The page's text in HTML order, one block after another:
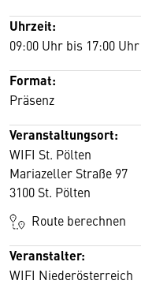
Uhrzeit:
09:00 Uhr bis 17:00 Uhr
Format:
Präsenz
Veranstaltungsort:
WIFI St. Pölten
Mariazeller Straße 97
3100 St. Pölten
Route berechnen
Veranstalter:
WIFI Niederösterreich